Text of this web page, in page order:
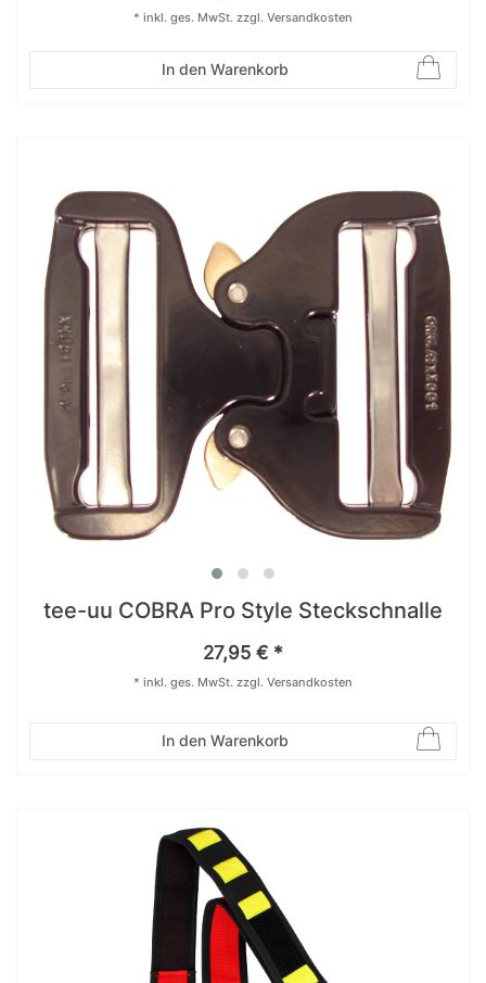
In den Warenkorb
* inkl. ges. MwSt. zzgl. Versandkosten
tee-uu COBRA Pro Style Steckschnalle
27,95 € *
In den Warenkorb
* inkl. ges. MwSt. zzgl. Versandkosten